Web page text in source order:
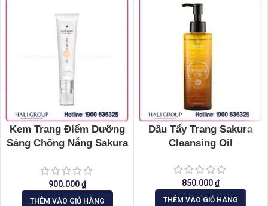
Kem Trang Điểm Dưỡng
Sáng Chống Nắng Sakura
Control Base
900.000₫
THÊM VÀO GIỎ HÀNG
Dầu Tẩy Trang Sakura
Cleansing Oil
850.000₫
THÊM VÀO GIỎ HÀNG